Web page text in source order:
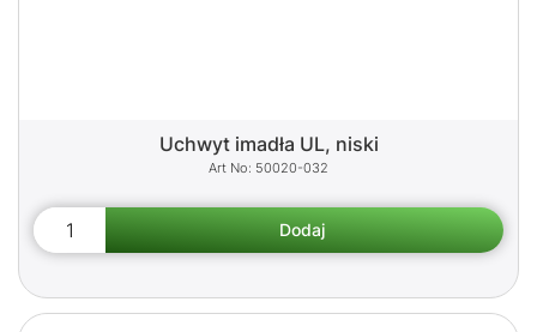
Uchwyt imadła UL, niski
50020-032